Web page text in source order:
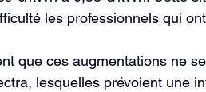
les professionnels qui
que ces augmentations ne
lesquelles prévoient une